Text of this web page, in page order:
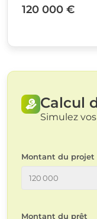
120 000 €
Calcul
Simulez
Montant du projet
Montant du prêt